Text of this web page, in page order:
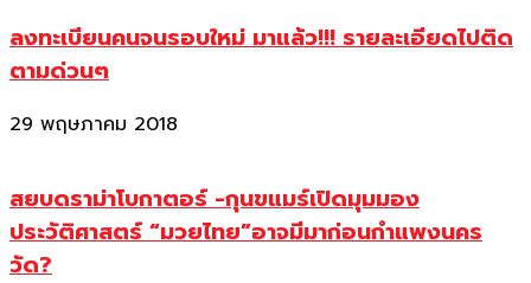
ลงทะเบียนคนจนรอบใหม่ มาแล้ว!!! รายละเอียดไปติด
ตามด่วนๆ
29 พฤษภาคม 2018
สยบดราม่าโบกาตอร์ -กุนขแมร์เปิดมุมมอง
ประวัติศาสตร์ “มวยไทย”อาจมีมาก่อนกำแพงนคร
วัด?